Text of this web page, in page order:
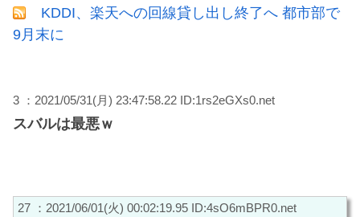
KDDI、楽天への回線貸し出し終了へ 都市部で
9月末に
3 ：2021/05/31(月) 23:47:58.22 ID:1rs2eGXs0.net
スバルは最悪ｗ
27 ：2021/06/01(火) 00:02:19.95 ID:4sO6mBPR0.net